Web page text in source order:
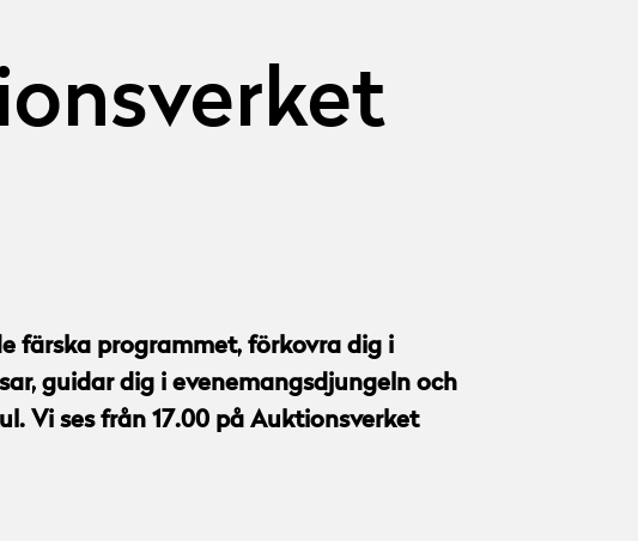
färska programmet, förkovra dig i
guidar dig i evenemangsdjungeln och
Vi ses från 17.00 på Auktionsverket